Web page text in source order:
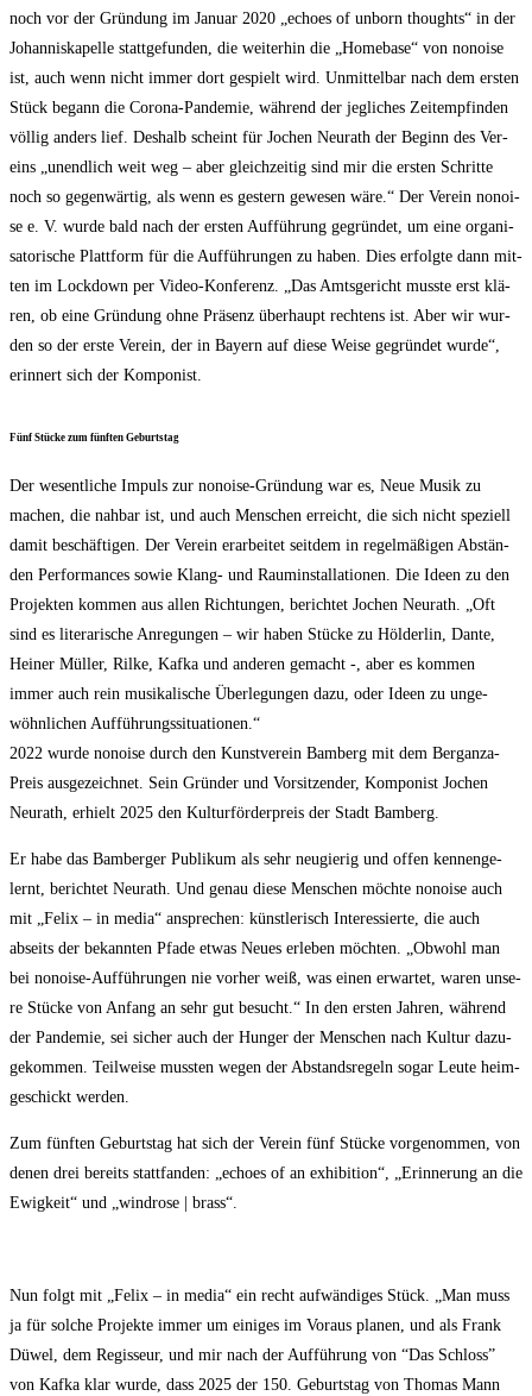
noch vor der Grün­dung im Janu­ar 2020 „echo­es of unborn thoughts“ in der
Johan­nis­ka­pel­le statt­ge­fun­den, die wei­ter­hin die „Home­ba­se“ von nonoi­se
ist, auch wenn nicht immer dort gespielt wird. Unmit­tel­bar nach dem ers­ten
Stück begann die Coro­na-Pan­de­mie, wäh­rend der jeg­li­ches Zeit­emp­fin­den
völ­lig anders lief. Des­halb scheint für Jochen Neu­r­a­th der Beginn des Ver­
eins „unend­lich weit weg – aber gleich­zei­tig sind mir die ers­ten Schrit­te
noch so gegen­wär­tig, als wenn es ges­tern gewe­sen wäre.“ Der Ver­ein nonoi­
se e. V. wur­de bald nach der ers­ten Auf­füh­rung gegrün­det, um eine orga­ni­
sa­to­ri­sche Platt­form für die Auf­füh­run­gen zu haben. Dies erfolg­te dann mit­
ten im Lock­down per Video-Kon­fe­renz. „Das Amts­ge­richt muss­te erst klä­
ren, ob eine Grün­dung ohne Prä­senz über­haupt rech­tens ist. Aber wir wur­
den so der ers­te Ver­ein, der in Bay­ern auf die­se Wei­se gegrün­det wur­de“,
erin­nert sich der Komponist.
Fünf Stü­cke zum fünf­ten Geburtstag
Der wesent­li­che Impuls zur nonoi­se-Grün­dung war es, Neue Musik zu
machen, die nah­bar ist, und auch Men­schen erreicht, die sich nicht spe­zi­ell
damit beschäf­ti­gen. Der Ver­ein erar­bei­tet seit­dem in regel­mä­ßi­gen Abstän­
den Per­for­man­ces sowie Klang- und Raum­in­stal­la­tio­nen. Die Ideen zu den
Pro­jek­ten kom­men aus allen Rich­tun­gen, berich­tet Jochen Neu­r­a­th. „Oft
sind es lite­ra­ri­sche Anre­gun­gen – wir haben Stü­cke zu Höl­der­lin, Dan­te,
Hei­ner Mül­ler, Ril­ke, Kaf­ka und ande­ren gemacht -, aber es kom­men
immer auch rein musi­ka­li­sche Über­le­gun­gen dazu, oder Ideen zu unge­
wöhn­li­chen Auf­füh­rungs­si­tua­tio­nen.“
2022 wur­de nonoi­se durch den Kunst­ver­ein Bam­berg mit dem Bergan­za-
Preis aus­ge­zeich­net. Sein Grün­der und Vor­sit­zen­der, Kom­po­nist Jochen
Neu­r­a­th, erhielt 2025 den Kul­tur­för­der­preis der Stadt Bamberg.
Er habe das Bam­ber­ger Publi­kum als sehr neu­gie­rig und offen ken­nen­ge­
lernt, berich­tet Neu­r­a­th. Und genau die­se Men­schen möch­te nonoi­se auch
mit „Felix – in media“ anspre­chen: künst­le­risch Inter­es­sier­te, die auch
abseits der bekann­ten Pfa­de etwas Neu­es erle­ben möch­ten. „Obwohl man
bei nonoi­se-Auf­füh­run­gen nie vor­her weiß, was einen erwar­tet, waren unse­
re Stü­cke von Anfang an sehr gut besucht.“ In den ers­ten Jah­ren, wäh­rend
der Pan­de­mie, sei sicher auch der Hun­ger der Men­schen nach Kul­tur dazu­
ge­kom­men. Teil­wei­se muss­ten wegen der Abstands­re­geln sogar Leu­te heim­
ge­schickt werden.
Zum fünf­ten Geburts­tag hat sich der Ver­ein fünf Stü­cke vor­ge­nom­men, von
denen drei bereits statt­fan­den: „echo­es of an exhi­bi­ti­on“, „Erin­ne­rung an die
Ewig­keit“ und „wind­ro­se | brass“.
Nun folgt mit „Felix – in media“ ein recht auf­wän­di­ges Stück. „Man muss
ja für sol­che Pro­jek­te immer um eini­ges im Vor­aus pla­nen, und als Frank
Düwel, dem Regis­seur, und mir nach der Auf­füh­rung von “Das Schloss”
von Kaf­ka klar wur­de, dass 2025 der 150. Geburts­tag von Tho­mas Mann